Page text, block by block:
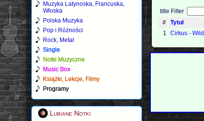
Muzyka Latynoska, Francuska,
Włoska
Polska Muzyka
Pop i Różności
Rock, Metal
Single
Notki Muzyczne
Music Box
Książki, Lekcje, Filmy
Programy
Lubiane Notki
title Filter
#
Tytuł
1
Cirkus -